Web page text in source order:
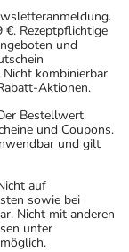
Monats.
Rezeptpflichtige
und
kombinierbar
Aktionen.
Bestellwert
und Coupons.
und gilt
auf
sowie bei
Nicht mit anderen
unter